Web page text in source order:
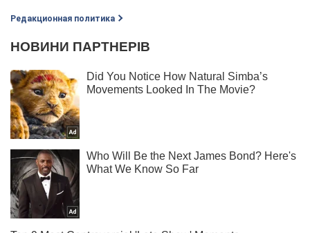
Редакционная политика